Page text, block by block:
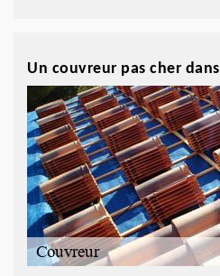
Un couvreur pas cher